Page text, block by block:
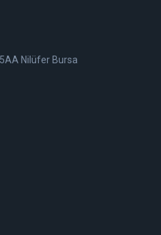
Nilüfer Bursa